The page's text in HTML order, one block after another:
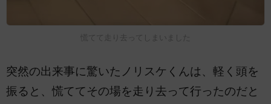
慌てて走り去ってしまいました
突然の出来事に驚いたノリスケくんは、軽く頭を
振ると、慌ててその場を走り去って行ったのだと